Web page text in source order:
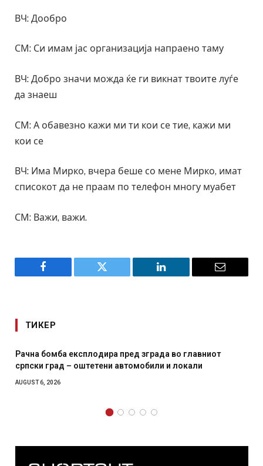
ВЧ: Дообро
СМ: Си имам јас организација напраено таму
ВЧ: Добро значи можда ќе ги викнат твоите луѓе
да знаеш
СМ: А обавезно кажи ми ти кои се тие, кажи ми
кои се
ВЧ: Има Мирко, вчера беше со мене Мирко, имат
списокот да не праам по телефон многу муабет
СМ: Важи, важи.
Facebook Twitter LinkedIn Email
ТИКЕР
зграда во главниот
и локали
И Данска се милитарилизира –
месечна воена